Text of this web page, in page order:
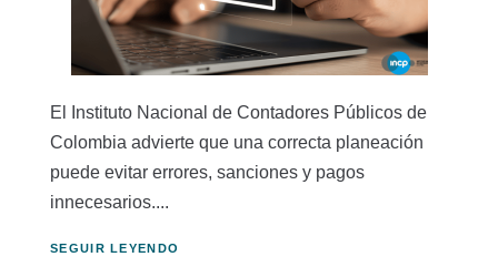
El Instituto Nacional de Contadores Públicos de
Colombia advierte que una correcta planeación
puede evitar errores, sanciones y pagos
innecesarios....
SEGUIR LEYENDO